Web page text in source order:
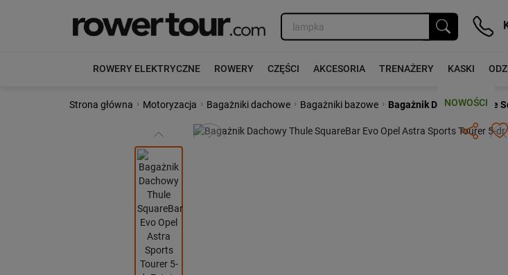
ROWERY ELEKTRYCZNE ROWERY CZĘŚCI AKCESORIA TRENAŻERY KASKI
NOWOŚCI
Strona główna › Motoryzacja › Bagażniki dachowe › Bagażniki bazowe › Bagażnik Dachowy Thule
Poprzedni